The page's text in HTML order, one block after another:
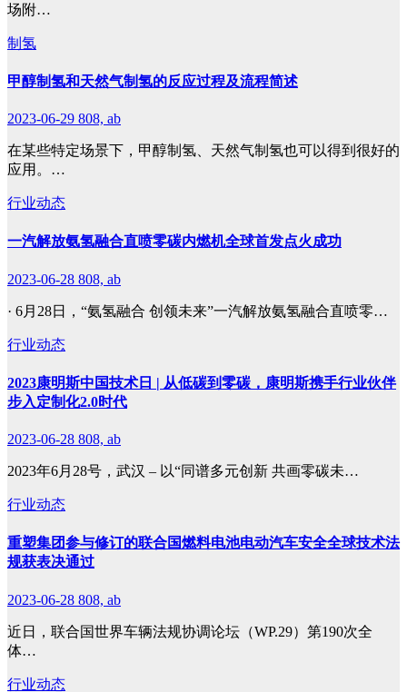
场附…
制氢
甲醇制氢和天然气制氢的反应过程及流程简述
2023-06-29 808, ab
在某些特定场景下，甲醇制氢、天然气制氢也可以得到很好的
应用。…
行业动态
一汽解放氨氢融合直喷零碳内燃机全球首发点火成功
2023-06-28 808, ab
· 6月28日，“氨氢融合 创领未来”一汽解放氨氢融合直喷零…
行业动态
2023康明斯中国技术日 | 从低碳到零碳，康明斯携手行业伙伴
步入定制化2.0时代
2023-06-28 808, ab
2023年6月28号，武汉 – 以“同谱多元创新 共画零碳未…
行业动态
重塑集团参与修订的联合国燃料电池电动汽车安全全球技术法
规获表决通过
2023-06-28 808, ab
近日，联合国世界车辆法规协调论坛（WP.29）第190次全
体…
行业动态